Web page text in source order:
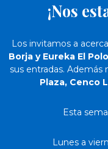
¡Nos
Los invitamos a
Borja y Eureka El Polo
sus entradas. Además
Plaza, Cenco
Esta
Lunes a